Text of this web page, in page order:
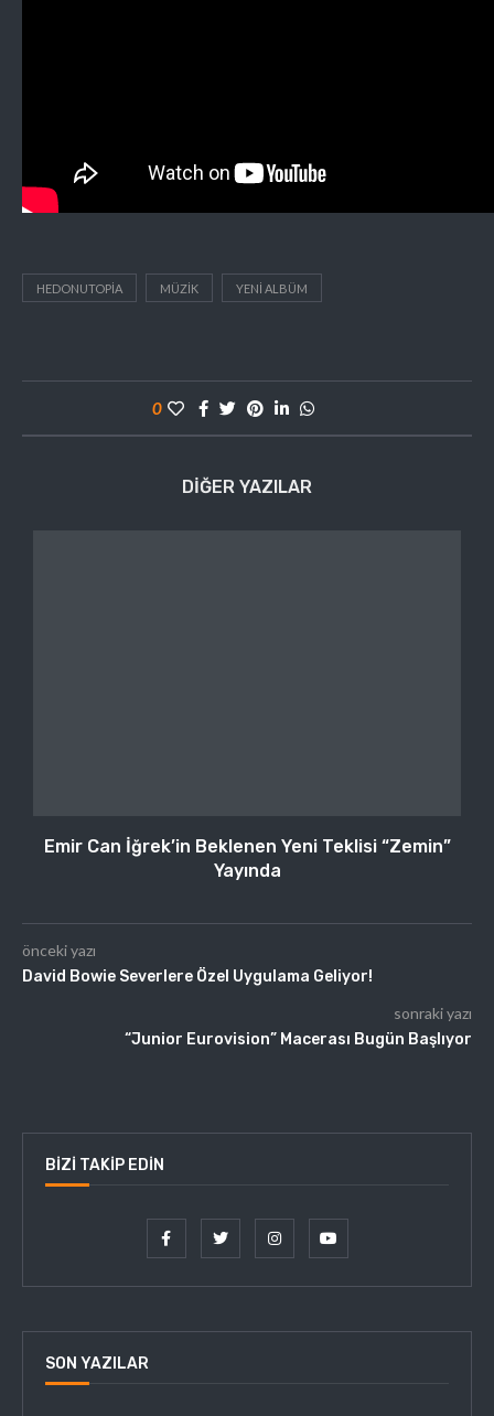
HEDONUTOPIA MÜZIK YENI ALBÜM
0
DIĞER YAZILAR
Emir Can İğrek’in Beklenen Yeni Teklisi “Zemin”
Yayında
önceki yazı
David Bowie Severlere Özel Uygulama Geliyor!
sonraki yazı
“Junior Eurovision” Macerası Bugün Başlıyor
BIZI TAKIP EDIN
SON YAZILAR